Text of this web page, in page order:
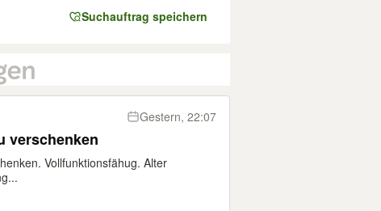
Suchauftrag speichern
Gestern, 22:07
verschenken
Vollfunktionsfähug. Alter